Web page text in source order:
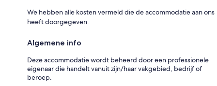
We hebben alle kosten vermeld die de accommodatie aan ons
heeft doorgegeven.
Algemene info
Deze accommodatie wordt beheerd door een professionele
eigenaar die handelt vanuit zijn/haar vakgebied, bedrijf of
beroep.